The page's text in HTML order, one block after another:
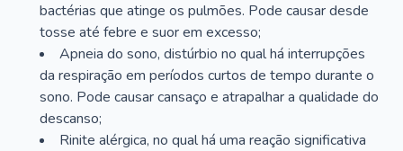
bactérias que atinge os pulmões. Pode causar desde
tosse até febre e suor em excesso;
Apneia do sono, distúrbio no qual há interrupções
da respiração em períodos curtos de tempo durante o
sono. Pode causar cansaço e atrapalhar a qualidade do
descanso;
Rinite alérgica, no qual há uma reação significativa